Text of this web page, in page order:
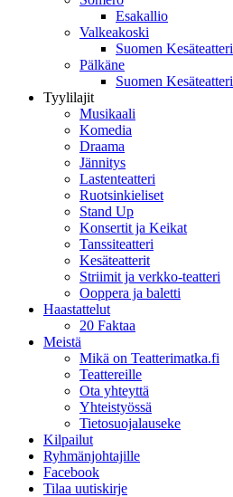
Esakallio
Valkeakoski
Suomen Kesäteatteri
Pälkäne
Suomen Kesäteatteri
Tyylilajit
Musikaali
Komedia
Draama
Jännitys
Lastenteatteri
Ruotsinkieliset
Stand Up
Konsertit ja Keikat
Tanssiteatteri
Kesäteatterit
Striimit ja verkko-teatteri
Ooppera ja baletti
Haastattelut
20 Faktaa
Meistä
Mikä on Teatterimatka.fi
Teattereille
Ota yhteyttä
Yhteistyössä
Tietosuojalauseke
Kilpailut
Ryhmänjohtajille
Facebook
Tilaa uutiskirje